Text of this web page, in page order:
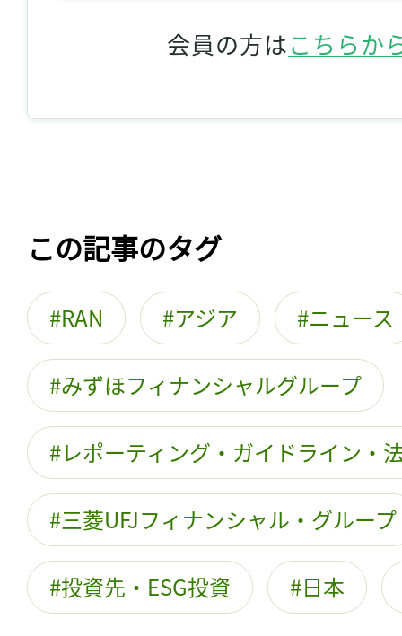
会員の方はこちらか
この記事のタグ
RAN アジア ニュース
みずほフィナンシャルグループ
レポーティング・ガイドライン・
三菱UFJフィナンシャル・グループ
投資先・ESG投資 日本